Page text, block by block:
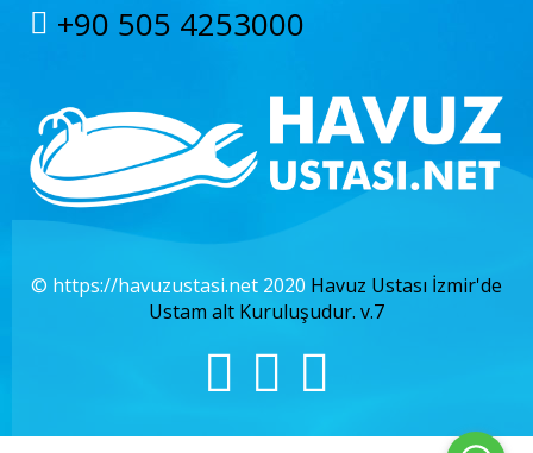
+90 505 4253000
© https://havuzustasi.net 2020 Havuz Ustası İzmir'de
Ustam alt Kuruluşudur. v.7